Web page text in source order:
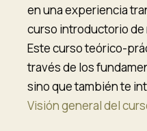
en una experiencia
curso introductorio
Este curso teórico-
través de los
sino que también te
Visión general del